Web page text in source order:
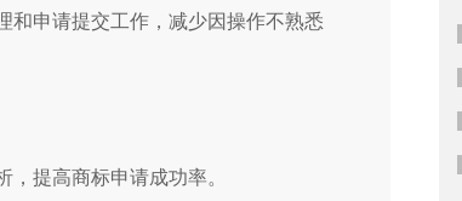
和申请提交工作，减少因操作不熟悉
提高商标申请成功率。